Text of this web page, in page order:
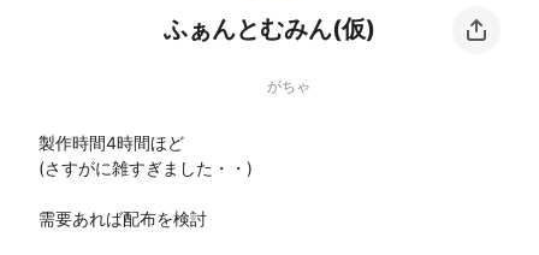
ふぁんとむみん(仮)
がちゃ
製作時間4時間ほど
(さすがに雑すぎました・・)
需要あれば配布を検討